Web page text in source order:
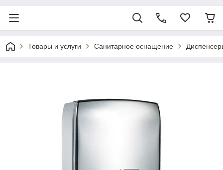
Товары и услуги Санитарное оснащение